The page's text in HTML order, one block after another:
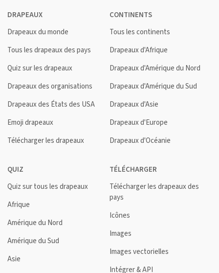
DRAPEAUX
Drapeaux du monde
Tous les drapeaux des pays
Quiz sur les drapeaux
Drapeaux des organisations
Drapeaux des États des USA
Emoji drapeaux
Télécharger les drapeaux
CONTINENTS
Tous les continents
Drapeaux d'Afrique
Drapeaux d'Amérique du Nord
Drapeaux d'Amérique du Sud
Drapeaux d'Asie
Drapeaux d'Europe
Drapeaux d'Océanie
QUIZ
Quiz sur tous les drapeaux
Afrique
Amérique du Nord
Amérique du Sud
Asie
TÉLÉCHARGER
Télécharger les drapeaux des
pays
Icônes
Images
Images vectorielles
Intégrer & API